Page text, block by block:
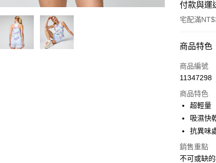
付款與運
宅配滿
付款方式
信用卡一次
運送方式
宅配
每筆
商品特色
商品編號
11347298
商品特色
超輕量
吸濕快
抗異味
銷售重點
不可或缺